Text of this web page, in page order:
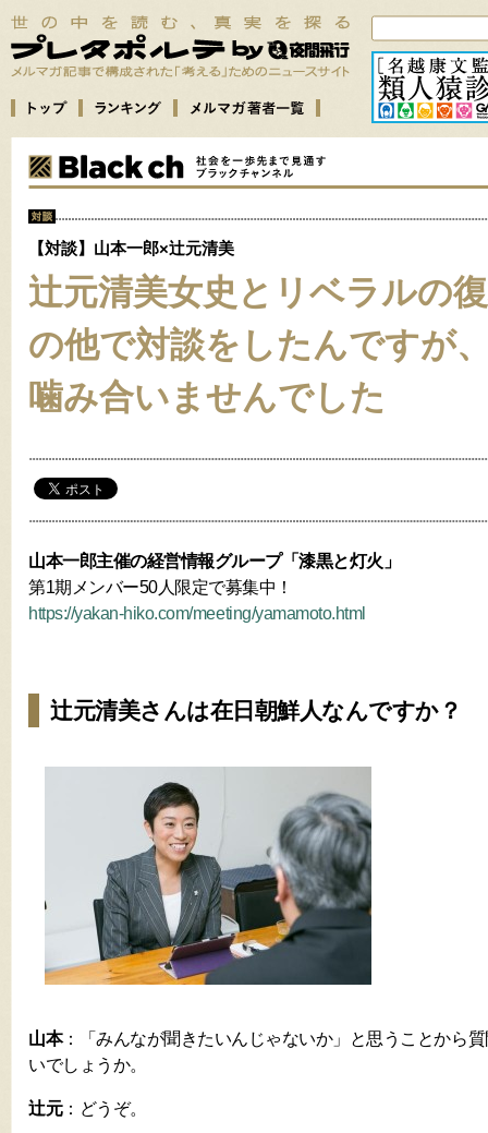
【対談】山本一郎×辻元清美
辻元清美女史とリベラルの
の他で対談をしたんですが
噛み合いませんでした
山本一郎主催の経営情報グループ「漆黒と灯火」
第1期メンバー50人限定で募集中！
https://yakan-hiko.com/meeting/yamamoto.html
辻元清美さんは在日朝鮮人なんですか？
山本：「みんなが聞きたいんじゃないか」と思うことから
いでしょうか。
辻元：どうぞ。